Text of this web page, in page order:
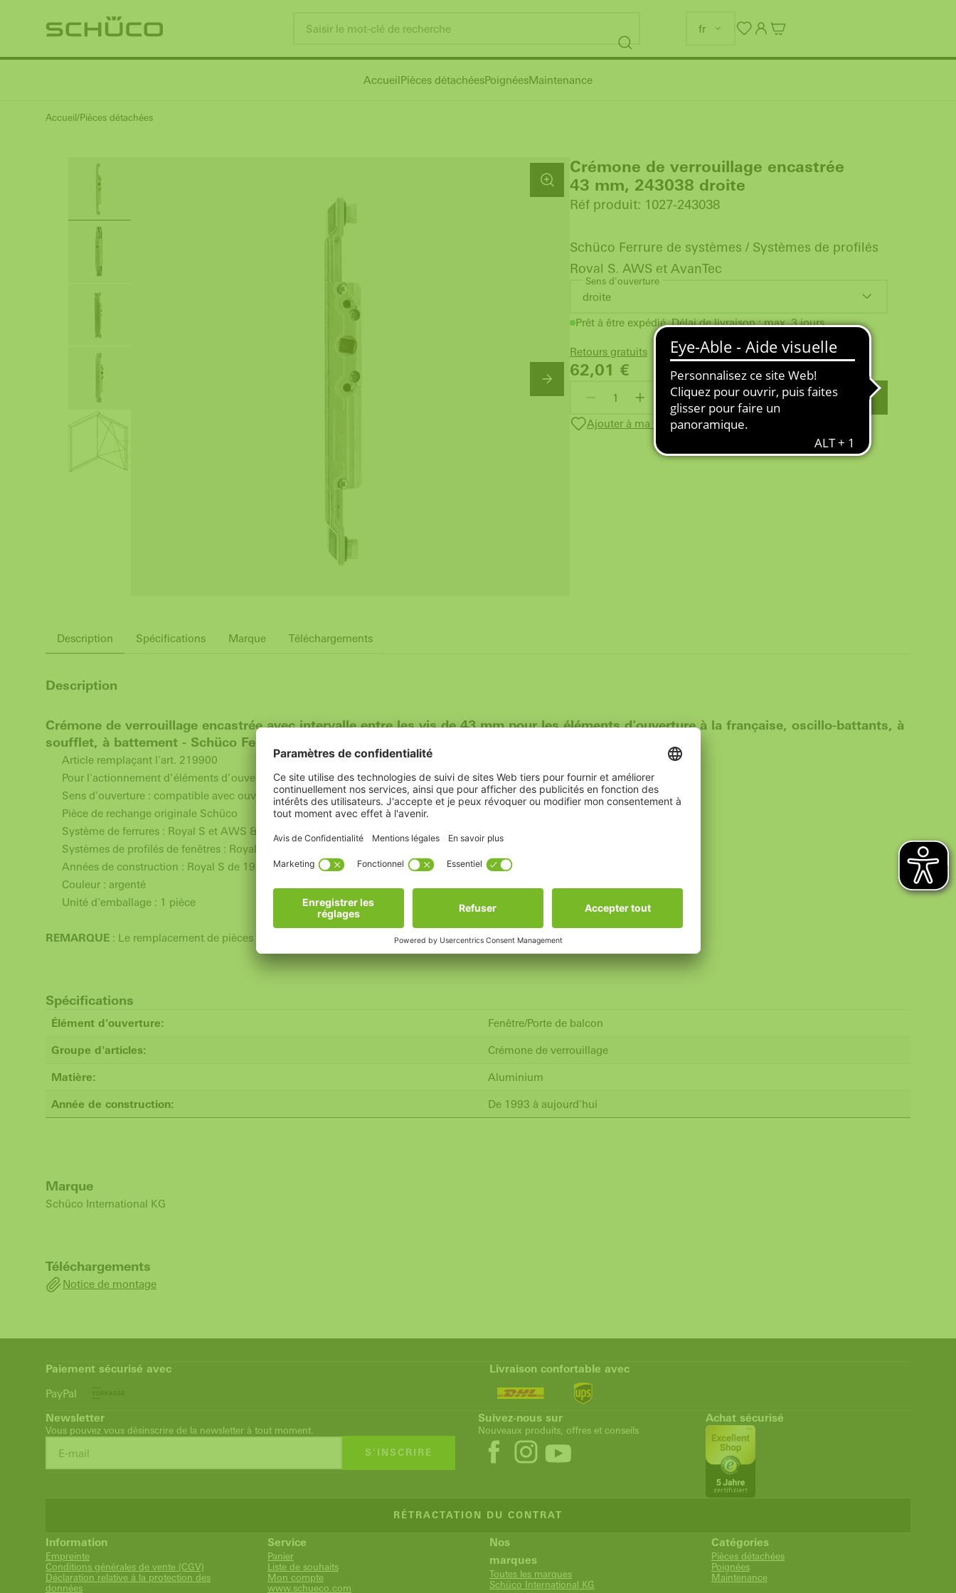
fr
AccueilPièces détachéesPoignéesMaintenance
Accueil Pièces détachées
Crémone de verrouillage encastrée
43 mm, 243038 droite
Réf produit: 1027-243038
Schüco Ferrure de systèmes / Systèmes de profilés
Royal S, AWS et AvanTec
Sens d'ouverture
droite
Prêt à être expédié. Délai de livraison : max. 3 jours
Retours gratuits
62,01 €
PANIER
Ajouter à ma wishlist
Description Spécifications Marque Téléchargements
Description
Crémone de verrouillage encastrée avec intervalle entre les vis de 43 mm pour les éléments d'ouverture à la française, oscillo-battants, à
soufflet, à battement - Schüco Ferrure de systèmes / Système de profilés Royal S, AWS et AvanTec
Article remplaçant l'art. 219900
Pour l'actionnement d’éléments d’ouverture à la française, oscillo-battants, à soufflet, à battement
Sens d'ouverture : compatible avec ouverture à gauche et à droite
Pièce de rechange originale Schüco
Système de ferrures : Royal S et AWS & AvanTec
Systèmes de profilés de fenêtres : Royal S et AWS
Années de construction : Royal S de 1993 à 2007, AWS & AvanTec à partir de 2005
Couleur : argenté
Unité d'emballage : 1 pièce
REMARQUE : Le remplacement de pièces de ferrure et l'ajustement de la fenêtre doivent toujours être réalisés par un professionnel !
Spécifications
Élément d'ouverture: Fenêtre/Porte de balcon
Groupe d'articles: Crémone de verrouillage
Matière: Aluminium
Année de construction: De 1993 à aujourd'hui
Marque
Schüco International KG
Téléchargements
Notice de montage
Paiement sécurisé avec
PayPal
Livraison confortable avec
Newsletter
Vous pouvez vous désinscrire de la newsletter à tout moment.
S'INSCRIRE
Suivez-nous sur
Nouveaux produits, offres et conseils
Achat sécurisé
RÉTRACTATION DU CONTRAT
Information
Empreinte
Conditions générales de vente (CGV)
Déclaration relative à la protection des
données
Service
Panier
Liste de souhaits
Mon compte
www.schueco.com
Nos
marques
Toutes les marques
Schüco International KG
Catégories
Pièces détachées
Poignées
Maintenance